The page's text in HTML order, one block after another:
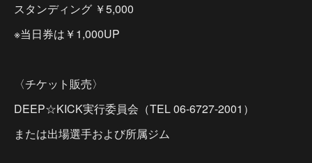
スタンディング ￥5,000
※当日券は￥1,000UP
〈チケット販売〉
DEEP☆KICK実行委員会（TEL 06-6727-2001）
または出場選手および所属ジム